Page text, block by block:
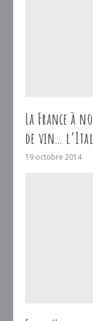
La France à
de vin…
19 octobre 2014